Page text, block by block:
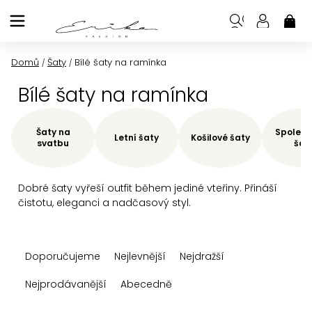
na
Domů / Šaty / Bílé šaty na ramínka
Bílé šaty na ramínka
Dobré šaty vyřeší outfit během jediné vteřiny. Přináší
čistotu, eleganci a nadčasový styl.
Šaty na
svatbu
Letní šaty Košilové šaty
aDoporučujeme Nejlevnější
Nejdražší
Nejprodávanější
Abecedně